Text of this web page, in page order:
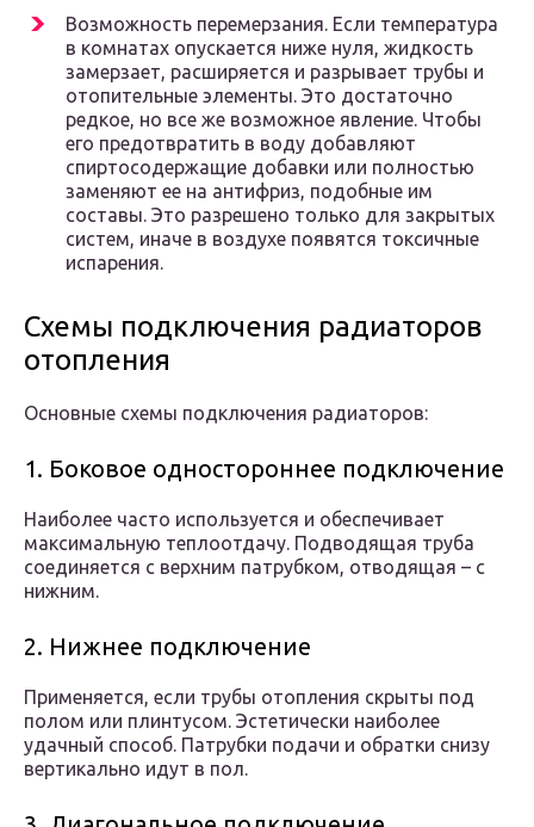
Возможность перемерзания. Если температура
в комнатах опускается ниже нуля, жидкость
замерзает, расширяется и разрывает трубы и
отопительные элементы. Это достаточно
редкое, но все же возможное явление. Чтобы
его предотвратить в воду добавляют
спиртосодержащие добавки или полностью
заменяют ее на антифриз, подобные им
составы. Это разрешено только для закрытых
систем, иначе в воздухе появятся токсичные
испарения.
Схемы подключения радиаторов
отопления
Основные схемы подключения радиаторов:
1. Боковое одностороннее подключение
Наиболее часто используется и обеспечивает
максимальную теплоотдачу. Подводящая труба
соединяется с верхним патрубком, отводящая – с
нижним.
2. Нижнее подключение
Применяется, если трубы отопления скрыты под
полом или плинтусом. Эстетически наиболее
удачный способ. Патрубки подачи и обратки снизу
вертикально идут в пол.